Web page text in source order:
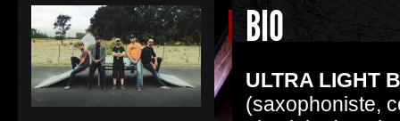
BIO
ULTRA LIGHT
(saxophoniste,